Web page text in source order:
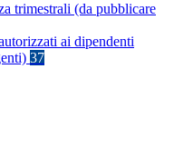
trimestrali (da pubblicare
ai dipendenti
37